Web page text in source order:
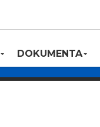
DOKUMENTA